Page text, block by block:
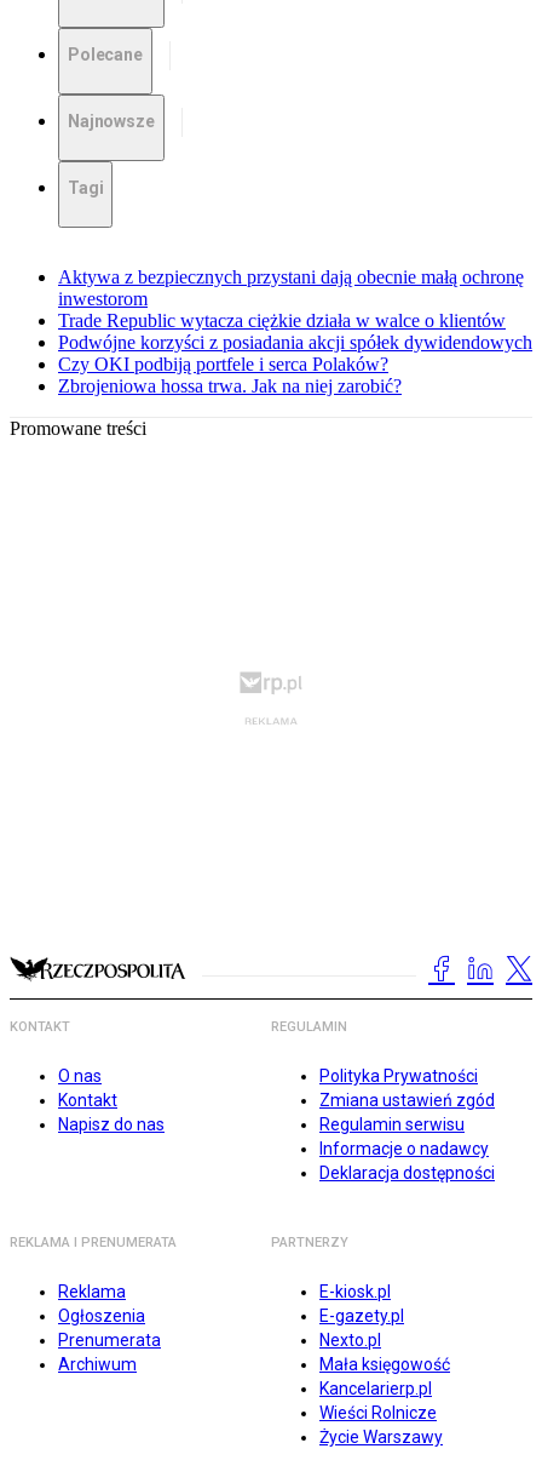
Polecane
Najnowsze
Tagi
Aktywa z bezpiecznych przystani dają obecnie małą ochronę
inwestorom
Trade Republic wytacza ciężkie działa w walce o klientów
Podwójne korzyści z posiadania akcji spółek dywidendowych
Czy OKI podbiją portfele i serca Polaków?
Zbrojeniowa hossa trwa. Jak na niej zarobić?
Promowane treści
KONTAKT
O nas
Kontakt
Napisz do nas
REGULAMIN
Polityka Prywatności
Zmiana ustawień zgód
Regulamin serwisu
Informacje o nadawcy
Deklaracja dostępności
REKLAMA I PRENUMERATA
Reklama
Ogłoszenia
Prenumerata
Archiwum
PARTNERZY
E-kiosk.pl
E-gazety.pl
Nexto.pl
Mała księgowość
Kancelarierp.pl
Wieści Rolnicze
Życie Warszawy